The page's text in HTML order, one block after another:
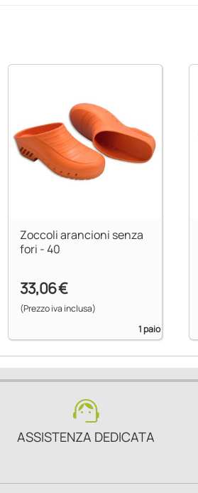
Zoccoli arancioni senza
fori - 40
33,06 €
(Prezzo iva inclusa)
1 paio
support_agent
ASSISTENZA DEDICATA